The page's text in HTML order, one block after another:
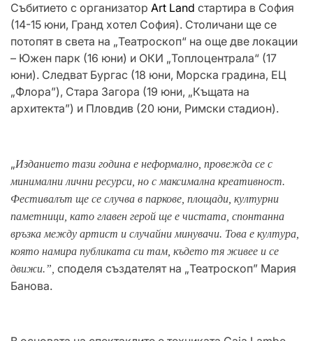
Събитието с организатор Art Land стартира в София
(14-15 юни, Гранд хотел София). Столичани ще се
потопят в света на „Театроскоп“ на още две локации
– Южен парк (16 юни) и ОКИ „Топлоцентрала“ (17
юни). Следват Бургас (18 юни, Морска градина, ЕЦ
„Флора”), Стара Загора (19 юни, „Къщата на
архитекта”) и Пловдив (20 юни, Римски стадион).
„Изданието тази година е неформално, провежда се с
минимални лични ресурси, но с максимална креативност.
Фестивалът ще се случва в паркове, площади, културни
паметници , като главен герой ще е чистата, спонтанна
връзка между артист и случайни минувачи. Това е култура,
която намира публиката си там, където тя живее и се
движи.”, споделя създателят на „Театроскоп” Мария
Банова.